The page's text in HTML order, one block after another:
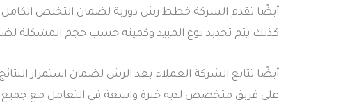
أيضًا تقدم الشركة خطط رش دورية لضمان التخلص
كذلك يتم تحديد نوع المبيد وكميته حسب حجم المشكلة
أيضًا تتابع الشركة العملاء بعد الرش لضمان استمرار
على فريق متخصص لديه خبرة واسعة في التعامل مع جميع